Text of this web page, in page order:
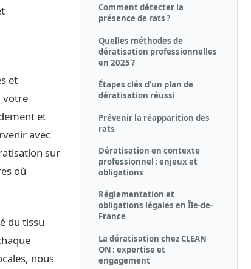
et
votre
et
avec
sur
où
du tissu
nous
Comment détecter la
présence de rats ?
Quelles méthodes de
dératisation professionnelles
en 2025 ?
Étapes clés d’un plan de
dératisation réussi
Prévenir la réapparition des
rats
Dératisation en contexte
professionnel : enjeux et
obligations
Réglementation et
obligations légales en Île-de-
France
La dératisation chez CLEAN
ON : expertise et
engagement